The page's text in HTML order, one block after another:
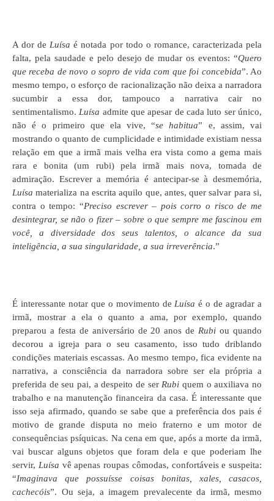
A dor de Luísa é notada por todo o romance, caracterizada pela
falta, pela saudade e pelo desejo de mudar os eventos: “Quero
que receba de novo o sopro de vida com que foi concebida”. Ao
mesmo tempo, o esforço de racionalização não deixa a narradora
sucumbir a essa dor, tampouco a narrativa cair no
sentimentalismo. Luísa admite que apesar de cada luto ser único,
não é o primeiro que ela vive, “se habitua” e, assim, vai
mostrando o quanto de cumplicidade e intimidade existiam nessa
relação em que a irmã mais velha era vista como a gema mais
rara e bonita (um rubi) pela irmã mais nova, tomada de
admiração. Escrever a memória é antecipar-se à desmemória,
Luísa materializa na escrita aquilo que, antes, quer salvar para si,
contra o tempo: “Preciso escrever – pois corro o risco de me
desintegrar, se não o fizer – sobre o que sempre me fascinou em
você, a diversidade dos seus talentos, o alcance da sua
inteligência, a sua singularidade, a sua irreverência.”
É interessante notar que o movimento de Luísa é o de agradar a
irmã, mostrar a ela o quanto a ama, por exemplo, quando
preparou a festa de aniversário de 20 anos de Rubi ou quando
decorou a igreja para o seu casamento, isso tudo driblando
condições materiais escassas. Ao mesmo tempo, fica evidente na
narrativa, a consciência da narradora sobre ser ela própria a
preferida de seu pai, a despeito de ser Rubi quem o auxiliava no
trabalho e na manutenção financeira da casa. É interessante que
isso seja afirmado, quando se sabe que a preferência dos pais é
motivo de grande disputa no meio fraterno e um motor de
consequências psíquicas. Na cena em que, após a morte da irmã,
vai buscar alguns objetos que foram dela e que poderiam lhe
servir, Luísa vê apenas roupas cômodas, confortáveis e suspeita:
“Imaginava que possuísse coisas bonitas, xales, casacos,
cachecóis”. Ou seja, a imagem prevalecente da irmã, mesmo